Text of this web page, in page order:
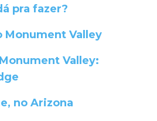
pra fazer?
Monument Valley
Valley:
no Arizona